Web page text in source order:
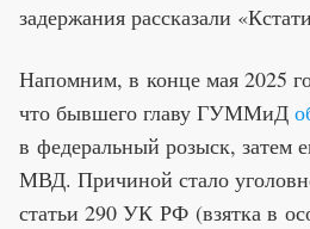
задержания рассказали
Напомним, в конце мая 2025
что бывшего главу ГУММиД
в федеральный розыск, затем
МВД. Причиной стало
статьи 290 УК РФ (взятка в